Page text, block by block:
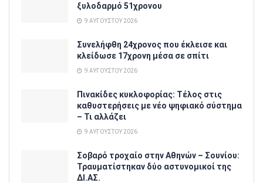
ξυλοδαρμό 51χρονου
9 ΑΥΓΟΎΣΤΟΥ 2026
Συνελήφθη 24χρονος που έκλεισε και
κλείδωσε 17χρονη μέσα σε σπίτι
9 ΑΥΓΟΎΣΤΟΥ 2026
Πινακίδες κυκλοφορίας: Τέλος στις
καθυστερήσεις με νέο ψηφιακό σύστημα
– Τι αλλάζει
9 ΑΥΓΟΎΣΤΟΥ 2026
Σοβαρό τροχαίο στην Αθηνών – Σουνίου:
Τραυματίστηκαν δύο αστυνομικοί της
ΔΙ.ΑΣ.